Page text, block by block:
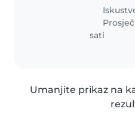
djecom
trebao
sati
Umanjite prikaz na